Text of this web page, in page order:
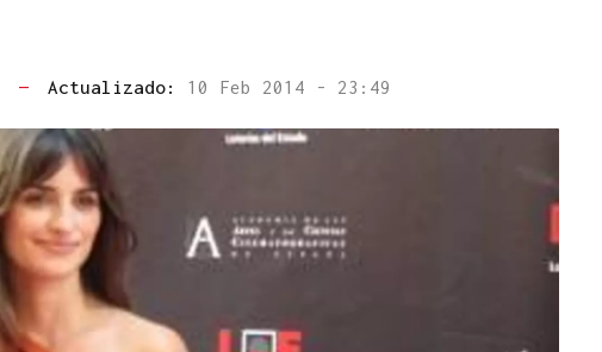
— Actualizado: 10 Feb 2014 - 23:49